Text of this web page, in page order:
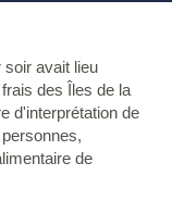
soir avait lieu
des Îles de la
d'interprétation de
de